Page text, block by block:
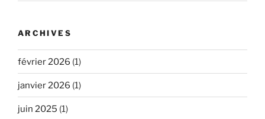
ARCHIVES
février 2026 (1)
janvier 2026 (1)
juin 2025 (1)